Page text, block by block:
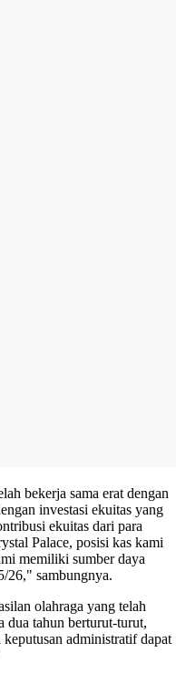
bekerja sama erat dengan
investasi ekuitas yang
ekuitas dari para
Palace, posisi kas kami
memiliki sumber daya
26," sambungnya.
olahraga yang telah
dua tahun berturut-turut,
administratif dapat